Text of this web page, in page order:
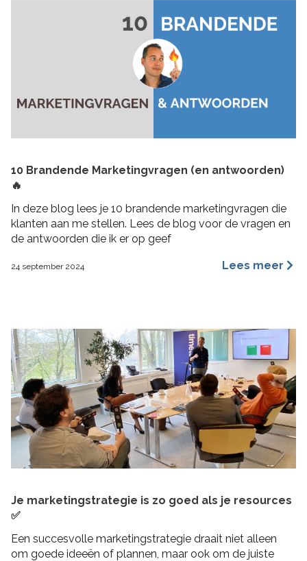
10 Brandende Marketingvragen (en antwoorden)
🔥
In deze blog lees je 10 brandende marketingvragen die
klanten aan me stellen. Lees de blog voor de vragen en
de antwoorden die ik er op geef
24 september 2024 Lees meer
Je marketingstrategie is zo goed als je resources
✅
Een succesvolle marketingstrategie draait niet alleen
om goede ideeën of plannen, maar ook om de juiste